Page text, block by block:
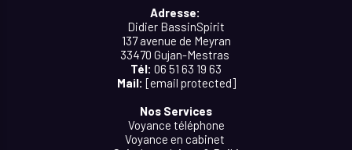
Adresse:
Didier BassinSpirit
137 avenue de Meyran
33470 Gujan-Mestras
Tél: 06 51 63 19 63
Mail: [email protected]
Nos Services
Voyance téléphone
Voyance en cabinet